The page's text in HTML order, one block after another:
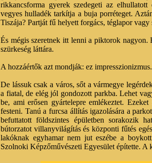
rikkancsforma gyerek szedegeti az
vegyes hulladék tarkítja a buja porréteget.
Tiszája? Partját fű helyett forgács, téglapor
És mégis szeretnek itt lenni a piktorok
szürkeség láttára.
A hozzáértők azt mondják: ez impresszionizmus.
De lássuk csak a város, sőt a vármegye
a fiatal, de elég jól gondozott parkba. Lehet
be, ami erősen gyártelepre emlékeztet.
festeni. Tanú a furcsa állítás igazolására a
befuttatott földszintes épületben sorakozik
bútorzatot villanyvilágítás és központi fűtés
lakóknak egyhamar nem jut eszébe a
Szolnoki Képzőművészeti Egyesület építette.